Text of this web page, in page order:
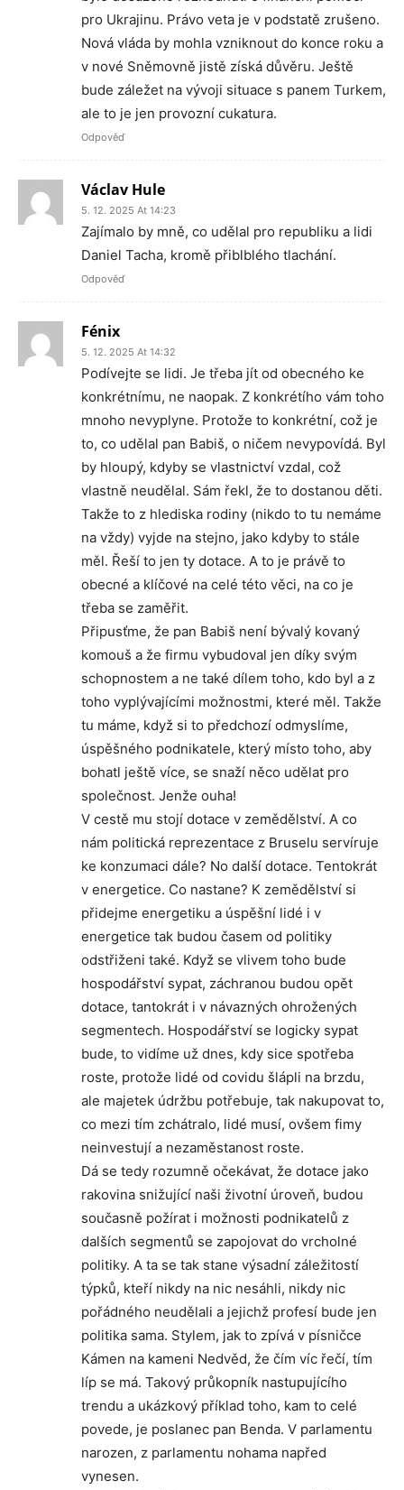
pro Ukrajinu. Právo veta je v podstatě zrušeno.
Nová vláda by mohla vzniknout do konce roku a
v nové Sněmovně jistě získá důvěru. Ještě
bude záležet na vývoji situace s panem Turkem,
ale to je jen provozní cukatura.
Odpověď
Václav Hule
5. 12. 2025 At 14:23
Zajímalo by mně, co udělal pro republiku a lidi
Daniel Tacha, kromě přiblblého tlachání.
Odpověď
Fénix
5. 12. 2025 At 14:32
Podívejte se lidi. Je třeba jít od obecného ke
konkrétnímu, ne naopak. Z konkrétího vám toho
mnoho nevyplyne. Protože to konkrétní, což je
to, co udělal pan Babiš, o ničem nevypovídá. Byl
by hloupý, kdyby se vlastnictví vzdal, což
vlastně neudělal. Sám řekl, že to dostanou děti.
Takže to z hlediska rodiny (nikdo to tu nemáme
na vždy) vyjde na stejno, jako kdyby to stále
měl. Řeší to jen ty dotace. A to je právě to
obecné a klíčové na celé této věci, na co je
třeba se zaměřit.
Připusťme, že pan Babiš není bývalý kovaný
komouš a že firmu vybudoval jen díky svým
schopnostem a ne také dílem toho, kdo byl a z
toho vyplývajícími možnostmi, které měl. Takže
tu máme, když si to předchozí odmyslíme,
úspěšného podnikatele, který místo toho, aby
bohatl ještě více, se snaží něco udělat pro
společnost. Jenže ouha!
V cestě mu stojí dotace v zemědělství. A co
nám politická reprezentace z Bruselu servíruje
ke konzumaci dále? No další dotace. Tentokrát
v energetice. Co nastane? K zemědělství si
přidejme energetiku a úspěšní lidé i v
energetice tak budou časem od politiky
odstřiženi také. Když se vlivem toho bude
hospodářství sypat, záchranou budou opět
dotace, tantokrát i v návazných ohrožených
segmentech. Hospodářství se logicky sypat
bude, to vidíme už dnes, kdy sice spotřeba
roste, protože lidé od covidu šlápli na brzdu,
ale majetek údržbu potřebuje, tak nakupovat to,
co mezi tím zchátralo, lidé musí, ovšem fimy
neinvestují a nezaměstanost roste.
Dá se tedy rozumně očekávat, že dotace jako
rakovina snižující naši životní úroveň, budou
současně požírat i možnosti podnikatelů z
dalších segmentů se zapojovat do vrcholné
politiky. A ta se tak stane výsadní záležitostí
týpků, kteří nikdy na nic nesáhli, nikdy nic
pořádného neudělali a jejichž profesí bude jen
politika sama. Stylem, jak to zpívá v písničce
Kámen na kameni Nedvěd, že čím víc řečí, tím
líp se má. Takový průkopník nastupujícího
trendu a ukázkový příklad toho, kam to celé
povede, je poslanec pan Benda. V parlamentu
narozen, z parlamentu nohama napřed
vynesen.